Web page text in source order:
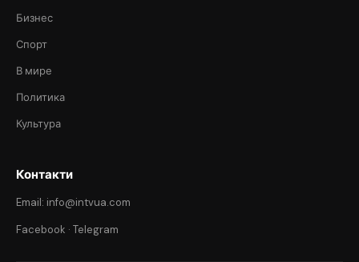
Бизнес
Спорт
В мире
Политика
Культура
Контакти
Email: info@intvua.com
Facebook · Telegram